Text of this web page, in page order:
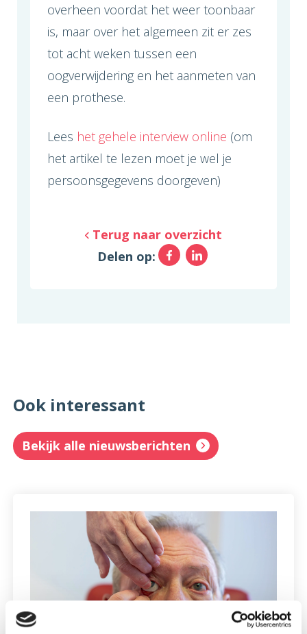
overheen voordat het weer toonbaar
is, maar over het algemeen zit er zes
tot acht weken tussen een
oogverwijdering en het aanmeten van
een prothese.
Lees het gehele interview online (om
het artikel te lezen moet je wel je
persoonsgegevens doorgeven)
Terug naar overzicht
Delen op:
Facebook
LinkedIn
Ook interessant
Bekijk alle nieuwsberichten